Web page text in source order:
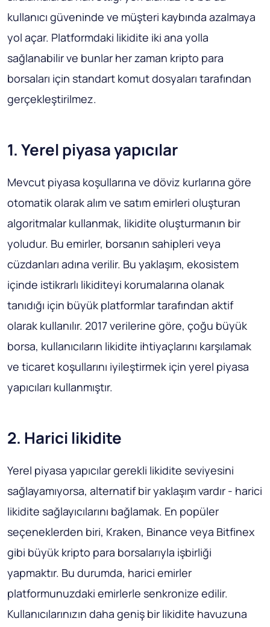
kullanıcı güveninde ve müşteri kaybında azalmaya
yol açar. Platformdaki likidite iki ana yolla
sağlanabilir ve bunlar her zaman kripto para
borsaları için standart komut dosyaları tarafından
gerçekleştirilmez.
1. Yerel piyasa yapıcılar
Mevcut piyasa koşullarına ve döviz kurlarına göre
otomatik olarak alım ve satım emirleri oluşturan
algoritmalar kullanmak, likidite oluşturmanın bir
yoludur. Bu emirler, borsanın sahipleri veya
cüzdanları adına verilir. Bu yaklaşım, ekosistem
içinde istikrarlı likiditeyi korumalarına olanak
tanıdığı için büyük platformlar tarafından aktif
olarak kullanılır. 2017 verilerine göre, çoğu büyük
borsa, kullanıcıların likidite ihtiyaçlarını karşılamak
ve ticaret koşullarını iyileştirmek için yerel piyasa
yapıcıları kullanmıştır.
2. Harici likidite
Yerel piyasa yapıcılar gerekli likidite seviyesini
sağlayamıyorsa, alternatif bir yaklaşım vardır - harici
likidite sağlayıcılarını bağlamak. En popüler
seçeneklerden biri, Kraken, Binance veya Bitfinex
gibi büyük kripto para borsalarıyla işbirliği
yapmaktır. Bu durumda, harici emirler
platformunuzdaki emirlerle senkronize edilir.
Kullanıcılarınızın daha geniş bir likidite havuzuna